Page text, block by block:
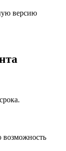
версию
возможность